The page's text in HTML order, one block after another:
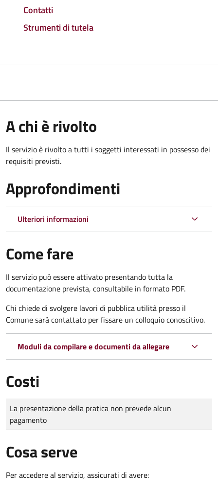
Contatti
Strumenti di tutela
A chi è rivolto
Il servizio è rivolto a tutti i soggetti interessati in possesso dei
requisiti previsti.
Approfondimenti
Ulteriori informazioni
Come fare
Il servizio può essere attivato presentando tutta la
documentazione prevista, consultabile in formato PDF.
Chi chiede di svolgere lavori di pubblica utilità presso il
Comune sarà contattato per fissare un colloquio conoscitivo.
Moduli da compilare e documenti da allegare
Costi
Tipo di pagamento
Importo
La presentazione della pratica non prevede alcun
pagamento
Cosa serve
Per accedere al servizio, assicurati di avere: